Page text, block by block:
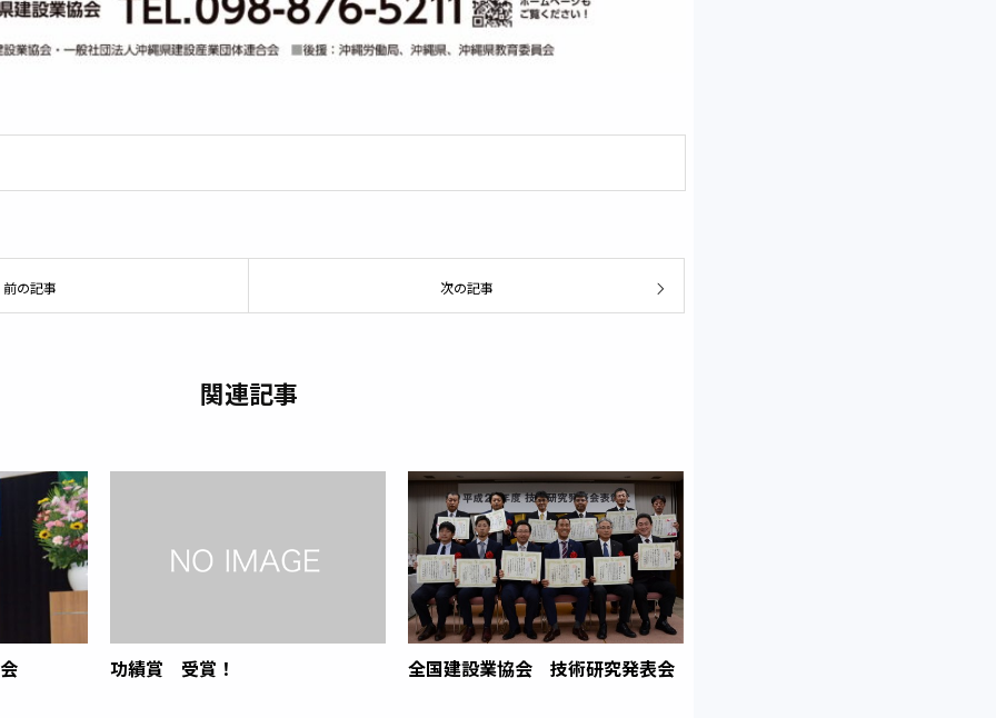
前の記事 次の記事
関連記事
功績賞 受賞！ 全国建設業協会 技術研究発表会